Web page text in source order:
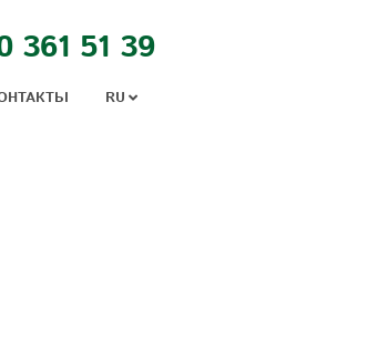
361 51 39
RU